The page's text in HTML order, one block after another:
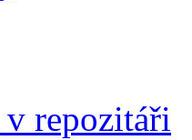
repozitáři